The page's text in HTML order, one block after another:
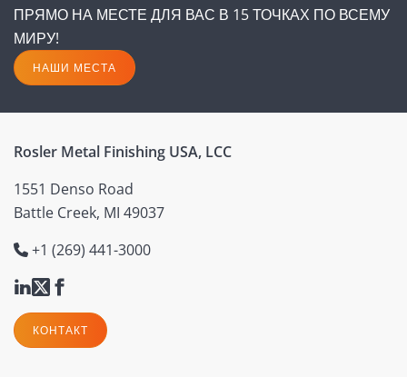
ПРЯМО НА МЕСТЕ ДЛЯ ВАС В 15 ТОЧКАХ ПО ВСЕМУ
МИРУ!
НАШИ МЕСТА
Rosler Metal Finishing USA, LCC
1551 Denso Road
Battle Creek, MI 49037
+1 (269) 441-3000
КОНТАКТ